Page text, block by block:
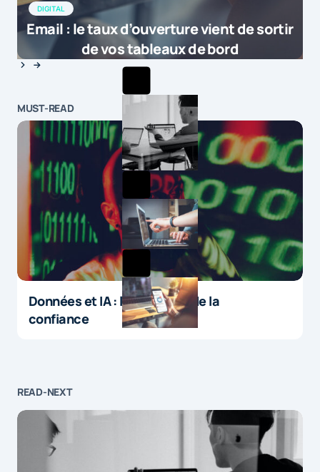
DIGITAL
Email : le taux d’ouverture vient de sortir
de vos tableaux de bord
MUST-READ
Données et IA : le paradoxe de la
confiance
READ-NEXT